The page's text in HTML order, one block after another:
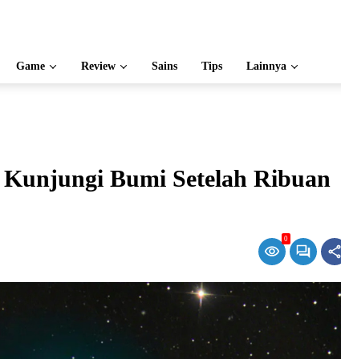
Game Review Sains Tips Lainnya
Bumi Setelah Ribuan
0